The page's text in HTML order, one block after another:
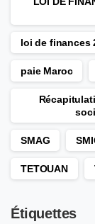
loi de finances
paie Maroc
SMAG
TETOUAN
Étiquettes